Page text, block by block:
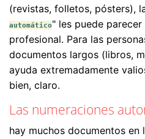
(revistas, folletos, pósters),
automático" les puede
profesional. Para las
documentos largos (libros,
ayuda extremadamente
bien, claro.
Las numeraciones
hay muchos documentos en